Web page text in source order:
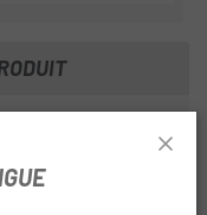
éviter le grippage.